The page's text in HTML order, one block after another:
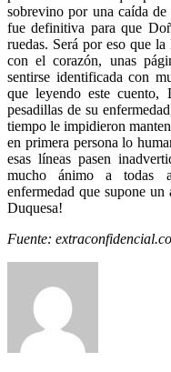
sobrevino por una caída
fue definitiva para que
ruedas. Será por eso que
con el corazón, unas
sentirse identificada con
que leyendo este cuento,
pesadillas de su
tiempo le impidieron
en primera persona lo
esas líneas pasen
mucho ánimo a todas
enfermedad que supone un
Duquesa!
Fuente: